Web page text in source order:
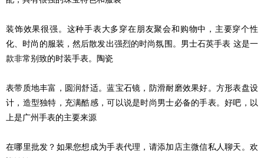
装饰效果很强。这种手表大多穿在朋友聚会和购物中，主要穿个性
化、时尚的服装，然后散发出强烈的时尚氛围。男士石英手表 这是一
款非常别致的时装手表。陶瓷
表带质地丰富，圆润舒适。蓝宝石镜，防滑耐磨效果好。方形表盘设
计，造型独特，充满酷感，可以说是时尚男士必备的手表。好吧，以
上是广州手表的主要来源
在哪里批发？如果您想成为手表代理，请添加店主微信私人聊天。欢